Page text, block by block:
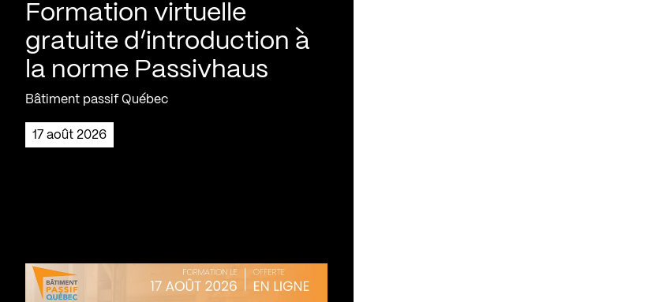
Formation virtuelle
gratuite d’introduction à
la norme Passivhaus
Bâtiment passif Québec
17 août 2026